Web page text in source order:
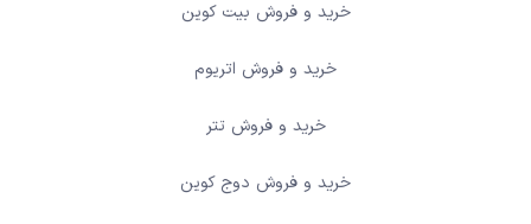
خرید و فروش بیت کوین
خرید و فروش اتریوم
خرید و فروش تتر
خرید و فروش دوج کوین